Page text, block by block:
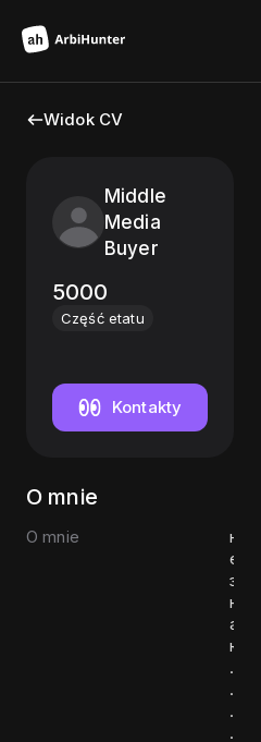
Widok CV
Middle
Media
Buyer
5000
Część etatu
Kontakty
O mnie
O mnie
н
е
з
н
а
ю
.
.
.
.